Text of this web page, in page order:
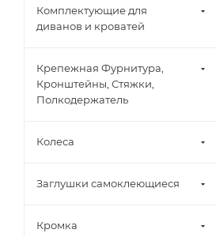
Комплектующие для
диванов и кроватей
Крепежная Фурнитура,
Кронштейны, Стяжки,
Полкодержатель
Колеса
Заглушки самоклеющиеся
Кромка